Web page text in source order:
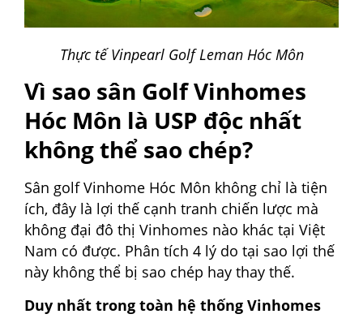
Thực tế Vinpearl Golf Leman Hóc Môn
Vì sao sân Golf Vinhomes
Hóc Môn là USP độc nhất
không thể sao chép?
Sân golf Vinhome Hóc Môn không chỉ là tiện
ích, đây là lợi thế cạnh tranh chiến lược mà
không đại đô thị Vinhomes nào khác tại Việt
Nam có được. Phân tích 4 lý do tại sao lợi thế
này không thể bị sao chép hay thay thế.
Duy nhất trong toàn hệ thống Vinhomes